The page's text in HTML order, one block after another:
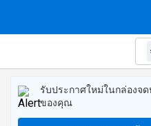
รับประกาศใหม่ในกล่องจด
ของคุณ